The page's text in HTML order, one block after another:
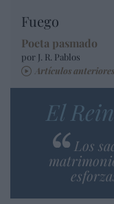
Fuego
Poeta pasmado
por J. R. Pablos
Artículos anteriores
El
Los